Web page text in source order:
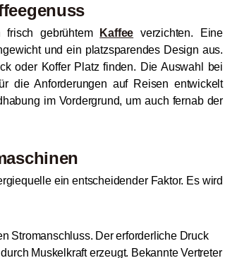
gebrühtem Kaffee verzichten. Eine
und ein platzsparendes Design aus.
oder Koffer Platz finden. Die Auswahl bei
die Anforderungen auf Reisen entwickelt
im Vordergrund, um auch fernab der
ein entscheidender Faktor. Es wird
Stromanschluss. Der erforderliche Druck
Muskelkraft erzeugt. Bekannte Vertreter